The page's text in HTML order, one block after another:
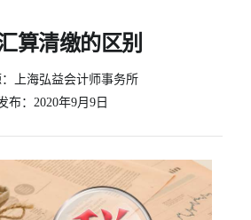
算清缴的区别
上海弘益会计师事务所
布： 2020年9月9日